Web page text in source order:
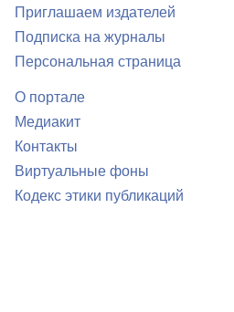
Приглашаем издателей
Подписка на журналы
Персональная страница
О портале
Медиакит
Контакты
Виртуальные фоны
Кодекс этики публикаций